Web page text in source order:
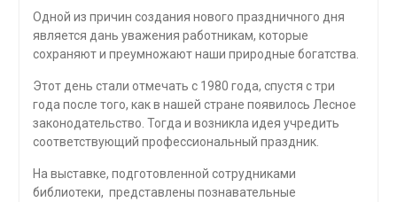
Одной из причин создания нового праздничного дня
является дань уважения работникам, которые
сохраняют и преумножают наши природные богатства.
Этот день стали отмечать с 1980 года, спустя с три
года после того, как в нашей стране появилось Лесное
законодательство. Тогда и возникла идея учредить
соответствующий профессиональный праздник.
На выставке, подготовленной сотрудниками
библиотеки, представлены познавательные